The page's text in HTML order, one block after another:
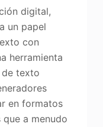
digital,
un papel
con
herramienta
texto
en formatos
a menudo